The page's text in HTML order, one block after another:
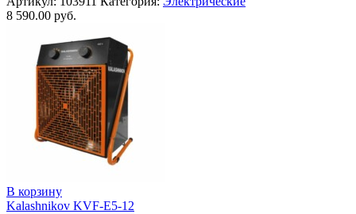
8 590.00 руб.
В корзину
Kalashnikov KVF-E5-12